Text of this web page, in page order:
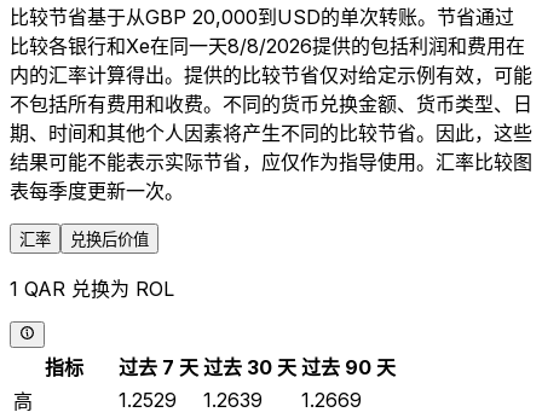
比较节省基于从GBP 20,000到USD的单次转账。节省通过
比较各银行和Xe在同一天8/8/2026提供的包括利润和费用在
内的汇率计算得出。提供的比较节省仅对给定示例有效，可能
不包括所有费用和收费。不同的货币兑换金额、货币类型、日
期、时间和其他个人因素将产生不同的比较节省。因此，这些
结果可能不能表示实际节省，应仅作为指导使用。汇率比较图
表每季度更新一次。
汇率 兑换后价值
1 QAR 兑换为 ROL
指标 过去 7 天 过去 30 天 过去 90 天
高
1.2529 1.2639
1.2669